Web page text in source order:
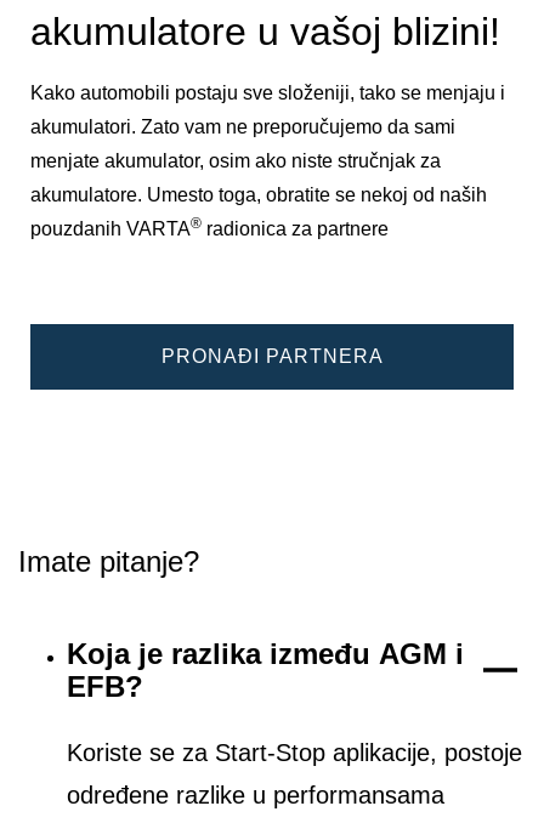
akumulatore u vašoj blizini!
Kako automobili postaju sve složeniji, tako se menjaju i
akumulatori. Zato vam ne preporučujemo da sami
menjate akumulator, osim ako niste stručnjak za
akumulatore. Umesto toga, obratite se nekoj od naših
pouzdanih VARTA® radionica za partnere
PRONAĐI PARTNERA
Imate pitanje?
Koja je razlika između AGM i
EFB?
Koriste se za Start-Stop aplikacije, postoje
određene razlike u performansama